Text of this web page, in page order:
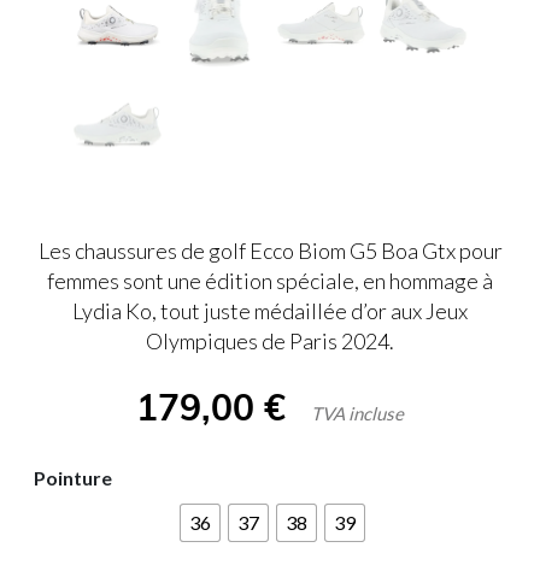
Les chaussures de golf Ecco Biom G5 Boa Gtx pour
femmes sont une édition spéciale, en hommage à
Lydia Ko, tout juste médaillée d’or aux Jeux
Olympiques de Paris 2024.
179,00 € TVA incluse
Pointure
36
37 38 39